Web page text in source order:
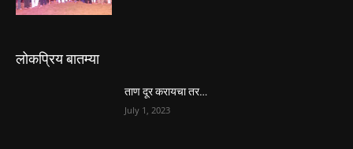
लोकप्रिय बातम्या
ताण दूर करायचा तर…
July 1, 2023